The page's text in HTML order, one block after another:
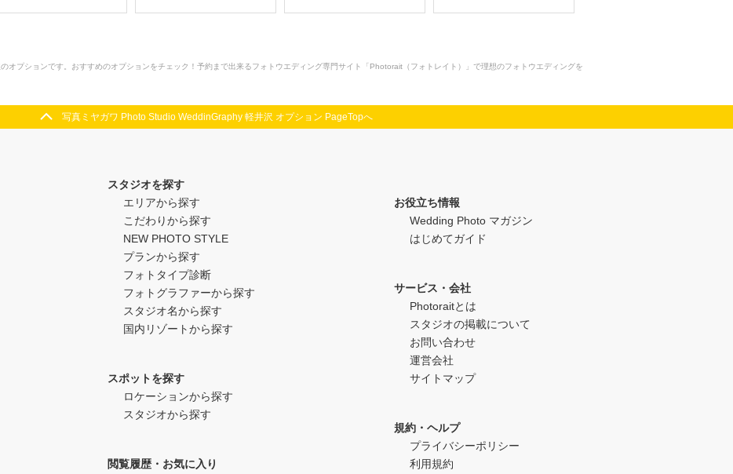
プションです。おすすめのオプションをチェック！予約まで出来るフォトウエディング専門サイト「Photorait（フォトレイト）」で理想のフォトウエディングを
写真ミヤガワ Photo Studio WeddinGraphy 軽井沢 オプション PageTopへ
スタジオを探す
エリアから探す
こだわりから探す
NEW PHOTO STYLE
プランから探す
フォトタイプ診断
フォトグラファーから探す
スタジオ名から探す
国内リゾートから探す
スポットを探す
ロケーションから探す
スタジオから探す
閲覧履歴・お気に入り
お役立ち情報
Wedding Photo マガジン
はじめてガイド
サービス・会社
Photoraitとは
スタジオの掲載について
お問い合わせ
運営会社
サイトマップ
規約・ヘルプ
プライバシーポリシー
利用規約